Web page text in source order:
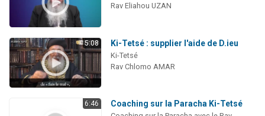
Rav Eliahou UZAN
5:08 Ki-Tetsé : supplier l'aide de D.ieu
Ki-Tetsé
Rav Chlomo AMAR
6:46 Coaching sur la Paracha Ki-Tetsé